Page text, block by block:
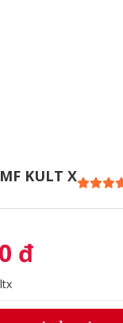
KULT X
đ